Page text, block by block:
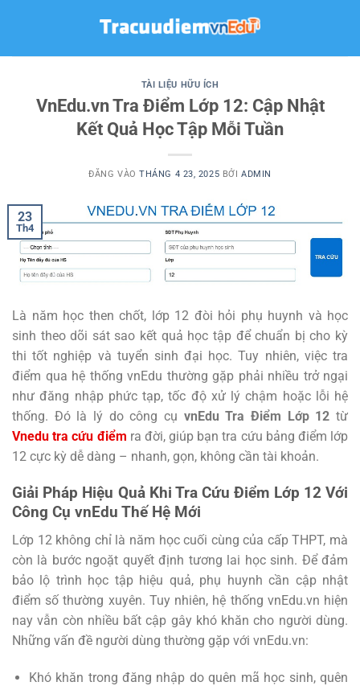
TÀI LIỆU HỮU ÍCH
VnEdu.vn Tra Điểm Lớp 12: Cập Nhật
Kết Quả Học Tập Mỗi Tuần
ĐĂNG VÀOTHÁNG 4 23, 2025 BỞI ADMIN
23
Th4
Là năm học then chốt, lớp 12 đòi hỏi phụ huynh và học
sinh theo dõi sát sao kết quả học tập để chuẩn bị cho kỳ
thi tốt nghiệp và tuyển sinh đại học. Tuy nhiên, việc tra
điểm qua hệ thống vnEdu thường gặp phải nhiều trở ngại
như đăng nhập phức tạp, tốc độ xử lý chậm hoặc lỗi hệ
thống. Đó là lý do công cụ vnEdu Tra Điểm Lớp 12 từ
Vnedu tra cứu điểm ra đời, giúp bạn tra cứu bảng điểm lớp
12 cực kỳ dễ dàng – nhanh, gọn, không cần tài khoản.
Giải Pháp Hiệu Quả Khi Tra Cứu Điểm Lớp 12 Với
Công Cụ vnEdu Thế Hệ Mới
Lớp 12 không chỉ là năm học cuối cùng của cấp THPT, mà
còn là bước ngoặt quyết định tương lai học sinh. Để đảm
bảo lộ trình học tập hiệu quả, phụ huynh cần cập nhật
điểm số thường xuyên. Tuy nhiên, hệ thống vnEdu.vn hiện
nay vẫn còn nhiều bất cập gây khó khăn cho người dùng.
Những vấn đề người dùng thường gặp với vnEdu.vn:
Khó khăn trong đăng nhập do quên mã học sinh, quên